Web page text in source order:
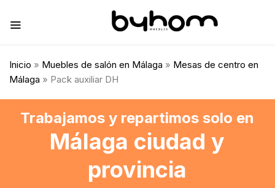
Inicio » Muebles de salón en Málaga » Mesas de centro en
Málaga » Pack auxiliar DH
Trabajamos y repartimos solo en
Málaga ciudad y
provincia